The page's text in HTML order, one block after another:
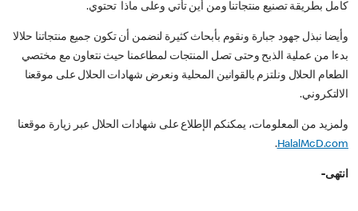
كامل بطريقة تصنيع منتجاتنا ومن أين تأتي وعلى ماذا تحتوي.
وأيضا نبذل جهود جبارة ونقوم بأبحاث كثيرة لنضمن أن تكون جميع منتجاتنا حلالا
بدءا من عملية الذبح وحتى تصل المنتجات لمطاعمنا حيث نتعاون مع مختصي
الطعام الحلال ونلتزم بالقوانين المحلية ونعرض شهادات الحلال على موقعنا
الالتكروني.
ولمزيد من المعلومات، يمكنكم الإطلاع على شهادات الحلال عبر زيارة موقعنا
HalalMcD.com
.
انتهى-